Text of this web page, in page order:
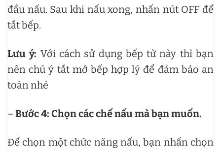
đầu nấu. Sau khi nấu xong, nhấn nút OFF để
tắt bếp.
Lưu ý: Với cách sử dụng bếp từ này thì bạn
nên chú ý tắt mở bếp hợp lý để đảm bảo an
toàn nhé
– Bước 4: Chọn các chế nấu mà bạn muốn.
Để chọn một chức năng nấu, bạn nhấn chọn